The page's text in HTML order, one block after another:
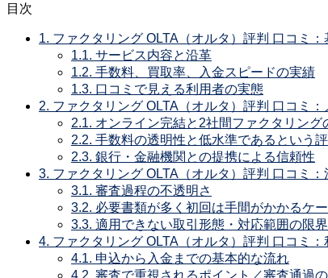
目次
1. ファクタリング OLTA（オルタ）評判 口コミ
1.1. サービス内容と沿革
1.2. 手数料、買取率、入金スピードの実績
1.3. 口コミで見える利用者の実態
2. ファクタリング OLTA（オルタ）評判 口コミ：
2.1. オンライン完結と2社間ファクタリング
2.2. 手数料の透明性と低水準であるという評
2.3. 銀行・金融機関との提携による信頼性
3. ファクタリング OLTA（オルタ）評判 口コミ
3.1. 審査過程の不透明さ
3.2. 必要書類が多く初回は手間がかかるケ
3.3. 適用できない取引形態・対応範囲の限界
4. ファクタリング OLTA（オルタ）評判 口コミ
4.1. 申込から入金までの基本的な流れ
4.2. 審査で重視されるポイント／審査通過